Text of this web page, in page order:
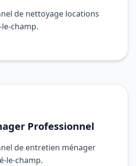
de nettoyage locations
champ.
Professionnel
de entretien ménager
le-champ.